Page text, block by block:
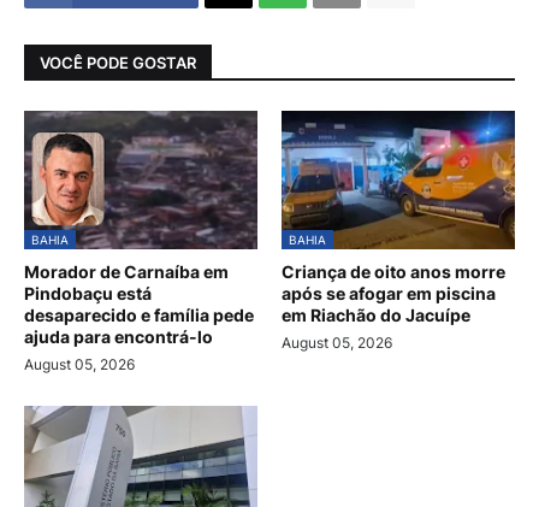
VOCÊ PODE GOSTAR
BAHIA
Morador de Carnaíba em
Pindobaçu está
desaparecido e família pede
ajuda para encontrá-lo
August 05, 2026
BAHIA
Criança de oito anos morre
após se afogar em piscina
em Riachão do Jacuípe
August 05, 2026